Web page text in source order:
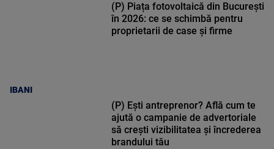
IBANI
(P) Piața fotovoltaică din București
în 2026: ce se schimbă pentru
proprietarii de case și firme
(P) Ești antreprenor? Află cum te
ajută o campanie de advertoriale
să crești vizibilitatea și încrederea
brandului tău